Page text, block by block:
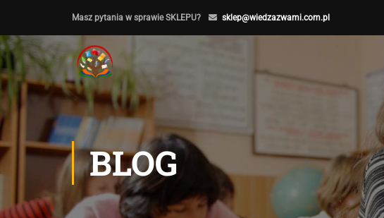
Masz pytania w sprawie SKLEPU? sklep@wiedzazwami.com.pl
BLOG